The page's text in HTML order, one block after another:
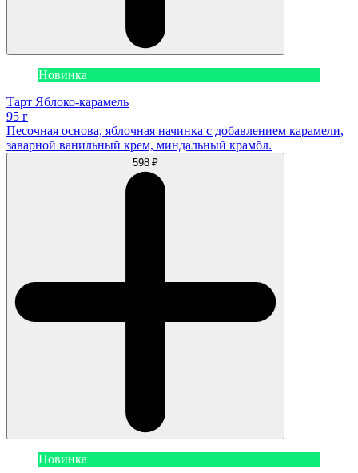
Новинка
Тарт Яблоко-карамель
95 г
Песочная основа, яблочная начинка с добавлением карамели,
заварной ванильный крем, миндальный крамбл.
598 ₽
Новинка